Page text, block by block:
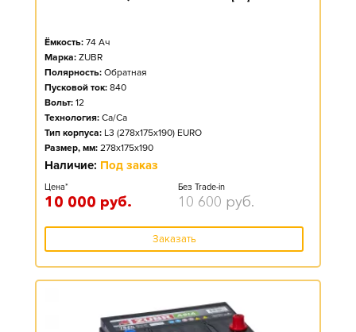
Ёмкость: 74 Ач
Марка: ZUBR
Полярность: Обратная
Пусковой ток: 840
Вольт: 12
Технология: Ca/Ca
Тип корпуса: L3 (278x175x190) EURO
Размер, мм: 278x175x190
Наличие: Под заказ
Цена*
10 000 руб.
Без Trade-in
10 600 руб.
Заказать